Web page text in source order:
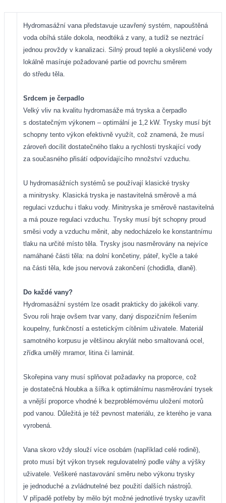
Hydromasážní vana představuje uzavřený systém, napouštěná
voda obíhá stále dokola, neodtéká z vany, a tudíž se neztrácí
jednou provždy v kanalizaci. Silný proud teplé a okysličené vody
lokálně masíruje požadované partie od povrchu směrem
do středu těla.
Srdcem je čerpadlo
Velký vliv na kvalitu hydromasáže má tryska a čerpadlo
s dostatečným výkonem – optimální je 1,2 kW. Trysky musí být
schopny tento výkon efektivně využít, což znamená, že musí
zároveň docílit dostatečného tlaku a rychlosti tryskající vody
za současného přisátí odpovídajícího množství vzduchu.
U hydromasážních systémů se používají klasické trysky
a minitrysky. Klasická tryska je nastavitelná směrově a má
regulaci vzduchu i tlaku vody. Minitryska je směrově nastavitelná
a má pouze regulaci vzduchu. Trysky musí být schopny proud
směsi vody a vzduchu měnit, aby nedocházelo ke konstantnímu
tlaku na určité místo těla. Trysky jsou nasměrovány na nejvíce
namáhané části těla: na dolní končetiny, páteř, kyčle a také
na části těla, kde jsou nervová zakončení (chodidla, dlaně).
Do každé vany?
Hydromasážní systém lze osadit prakticky do jakékoli vany.
Svou roli hraje ovšem tvar vany, daný dispozičním řešením
koupelny, funkčností a estetickým cítěním uživatele. Materiál
samotného korpusu je většinou akrylát nebo smaltovaná ocel,
zřídka umělý mramor, litina či laminát.
Skořepina vany musí splňovat požadavky na proporce, což
je dostatečná hloubka a šířka k optimálnímu nasměrování trysek
a vnější proporce vhodné k bezproblémovému uložení motorů
pod vanou. Důležitá je též pevnost materiálu, ze kterého je vana
vyrobená.
Vana skoro vždy slouží více osobám (například celé rodině),
proto musí být výkon trysek regulovatelný podle váhy a výšky
uživatele. Veškeré nastavování směru nebo výkonu trysky
je jednoduché a zvládnutelné bez použití dalších nástrojů.
V případě potřeby by mělo být možné jednotlivé trysky uzavřít